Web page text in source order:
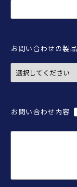
お問い合わせの製品
お問い合わせ内容